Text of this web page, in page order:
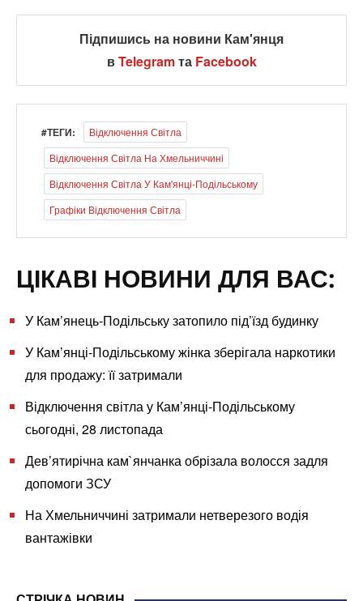
Підпишись на новини Кам'янця
вTelegramта Facebook
#ТЕГИ:
Відключення Світла
Відключення Світла На Хмельниччині
Відключення Світла У Кам'янці-Подільському
Графіки Відключення Світла
ЦІКАВІ НОВИНИ ДЛЯ ВАС:
У Кам’янець-Подільську затопило під’їзд будинку
У Кам’янці-Подільському жінка зберігала наркотики
для продажу: її затримали
Відключення світла у Кам’янці-Подільському
сьогодні, 28 листопада
Дев’ятирічна кам`янчанка обрізала волосся задля
допомоги ЗСУ
На Хмельниччині затримали нетверезого водія
вантажівки